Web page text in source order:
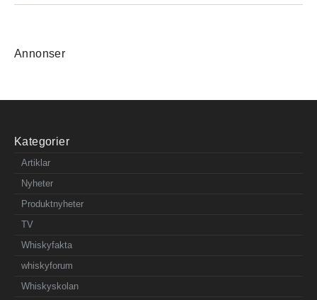
Annonser
Kategorier
Artiklar
Nyheter
Produktnyheter
TV
Whiskyfakta
whiskyforum
Whiskyskolan